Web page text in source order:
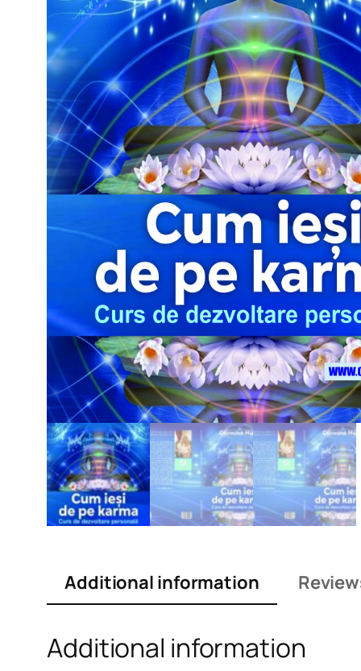
Additional information
Additional information